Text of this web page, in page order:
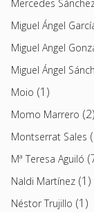
Mercedes
Miguel Ángel
Miguel Angel
Miguel Ángel
Moio (1)
Momo Marrero (2)
Montserrat Sales
Mª Teresa Aguiló
Naldi Martínez (1)
Néstor Trujillo (1)